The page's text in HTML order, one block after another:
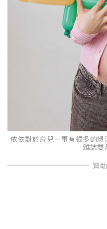
依依對於育兒一事有很多的
雜誌雙